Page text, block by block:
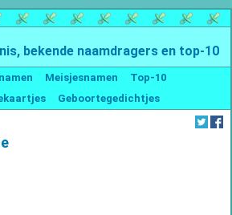
bekende naamdragers en top-10
Meisjesnamen
Top-10
Geboortegedichtjes